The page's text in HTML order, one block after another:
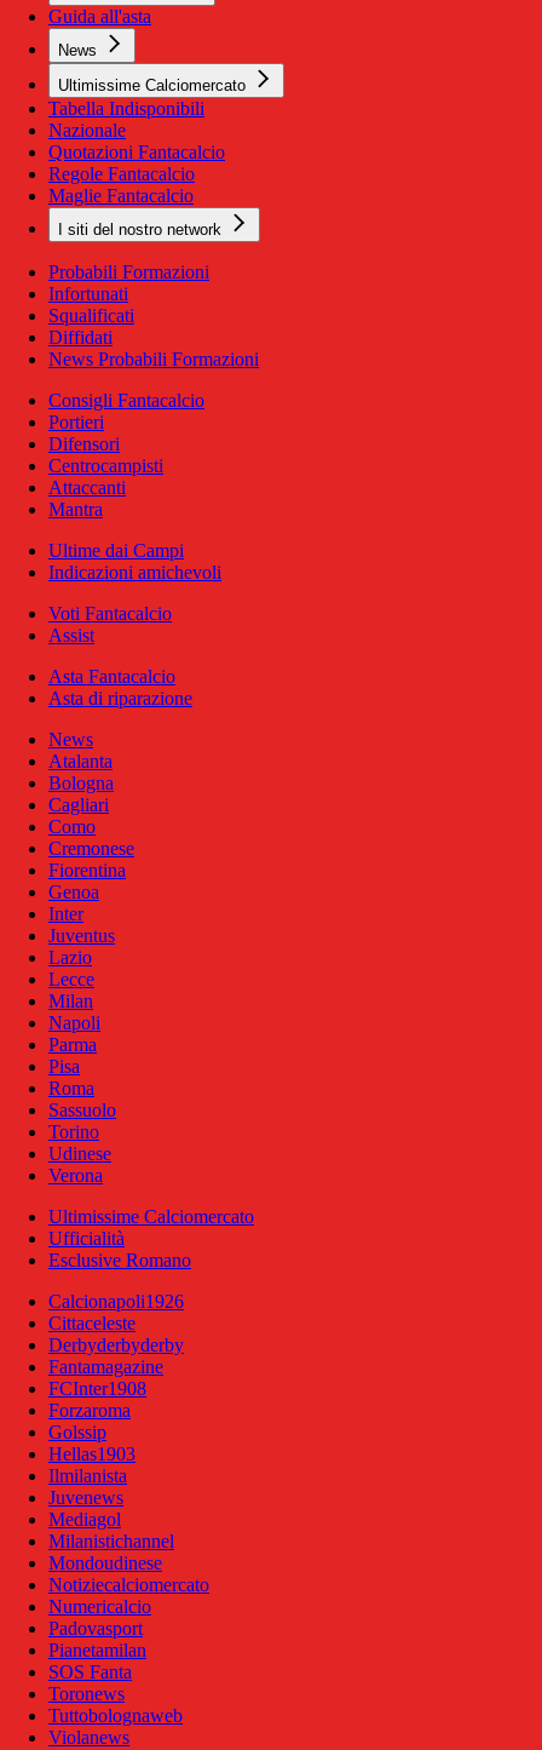
Guida all'asta
News
Ultimissime Calciomercato
Tabella Indisponibili
Nazionale
Quotazioni Fantacalcio
Regole Fantacalcio
Maglie Fantacalcio
I siti del nostro network
Probabili Formazioni
Infortunati
Squalificati
Diffidati
News Probabili Formazioni
Consigli Fantacalcio
Portieri
Difensori
Centrocampisti
Attaccanti
Mantra
Ultime dai Campi
Indicazioni amichevoli
Voti Fantacalcio
Assist
Asta Fantacalcio
Asta di riparazione
News
Atalanta
Bologna
Cagliari
Como
Cremonese
Fiorentina
Genoa
Inter
Juventus
Lazio
Lecce
Milan
Napoli
Parma
Pisa
Roma
Sassuolo
Torino
Udinese
Verona
Ultimissime Calciomercato
Ufficialità
Esclusive Romano
Calcionapoli1926
Cittaceleste
Derbyderbyderby
Fantamagazine
FCInter1908
Forzaroma
Golssip
Hellas1903
Ilmilanista
Juvenews
Mediagol
Milanistichannel
Mondoudinese
Notiziecalciomercato
Numericalcio
Padovasport
Pianetamilan
SOS Fanta
Toronews
Tuttobolognaweb
Violanews